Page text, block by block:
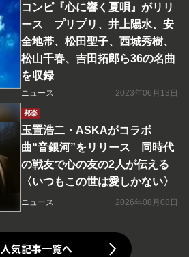
コンピ『心に響く夏唄』がリリ
ース プリプリ、井上陽水、安
全地帯、松田聖子、西城秀樹、
松山千春、吉田拓郎ら36の名曲
を収録
ニュース 2023年06月13日
邦楽
玉置浩二・ASKAがコラボ
曲“音銀河”をリリース 同時代
の戦友で心の友の2人が伝える
〈いつもこの世は愛しかない〉
ニュース 2026年08月08日
人気記事一覧へ